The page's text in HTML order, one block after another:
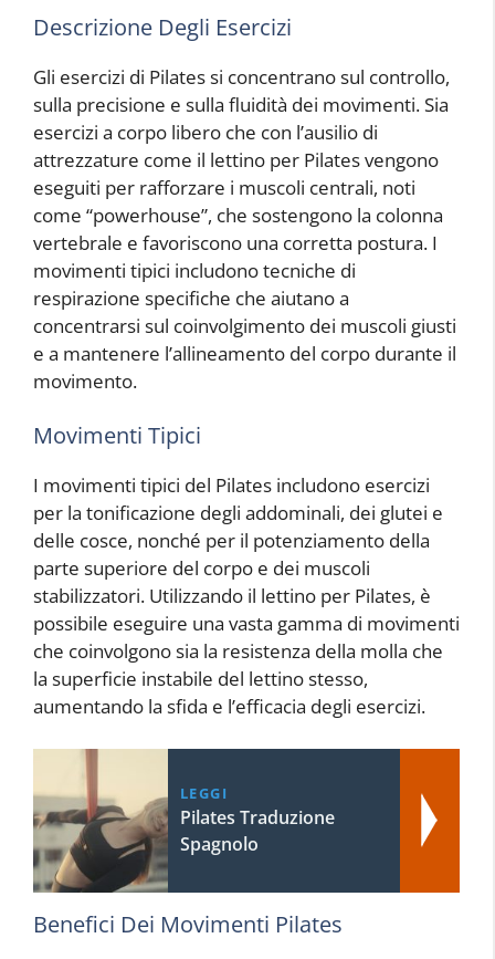
Descrizione Degli Esercizi
Gli esercizi di Pilates si concentrano sul controllo,
sulla precisione e sulla fluidità dei movimenti. Sia
esercizi a corpo libero che con l’ausilio di
attrezzature come il lettino per Pilates vengono
eseguiti per rafforzare i muscoli centrali, noti
come “powerhouse”, che sostengono la colonna
vertebrale e favoriscono una corretta postura. I
movimenti tipici includono tecniche di
respirazione specifiche che aiutano a
concentrarsi sul coinvolgimento dei muscoli giusti
e a mantenere l’allineamento del corpo durante il
movimento.
Movimenti Tipici
I movimenti tipici del Pilates includono esercizi
per la tonificazione degli addominali, dei glutei e
delle cosce, nonché per il potenziamento della
parte superiore del corpo e dei muscoli
stabilizzatori. Utilizzando il lettino per Pilates, è
possibile eseguire una vasta gamma di movimenti
che coinvolgono sia la resistenza della molla che
la superficie instabile del lettino stesso,
aumentando la sfida e l’efficacia degli esercizi.
LEGGI
Pilates Traduzione
Spagnolo
Benefici Dei Movimenti Pilates